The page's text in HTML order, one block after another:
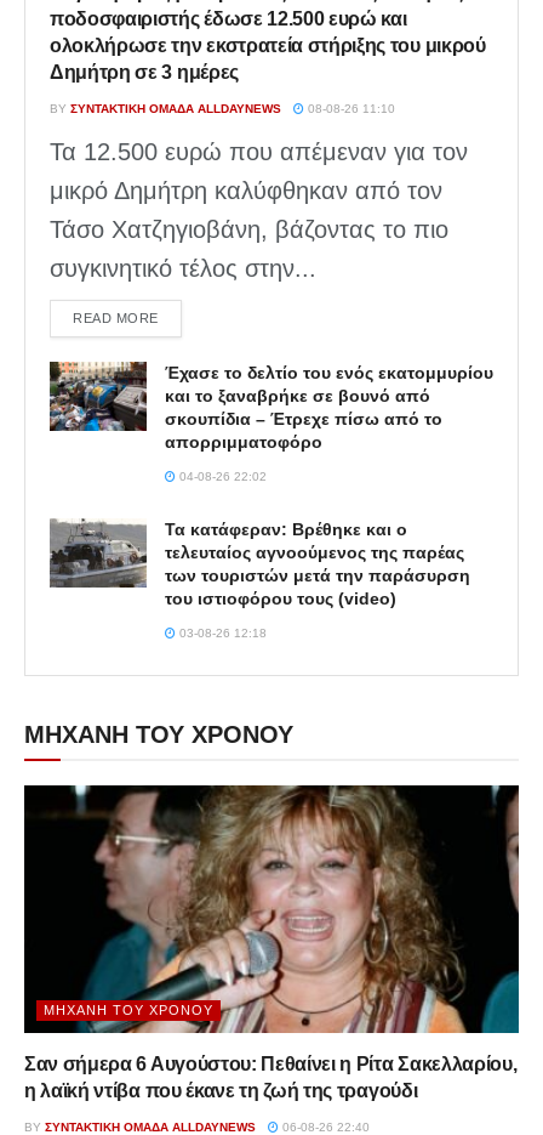
ποδοσφαιριστής έδωσε 12.500 ευρώ και
ολοκλήρωσε την εκστρατεία στήριξης του μικρού
Δημήτρη σε 3 ημέρες
BY ΣΥΝΤΑΚΤΙΚΉ ΟΜΆΔΑ ALLDAYNEWS 08-08-26 11:10
Τα 12.500 ευρώ που απέμεναν για τον
μικρό Δημήτρη καλύφθηκαν από τον
Τάσο Χατζηγιοβάνη, βάζοντας το πιο
συγκινητικό τέλος στην...
READ MOREDETAILS
Έχασε το δελτίο του ενός εκατομμυρίου
και το ξαναβρήκε σε βουνό από
σκουπίδια – Έτρεχε πίσω από το
απορριμματοφόρο
04-08-26 22:02
Τα κατάφεραν: Βρέθηκε και ο
τελευταίος αγνοούμενος της παρέας
των τουριστών μετά την παράσυρση
του ιστιοφόρου τους (video)
03-08-26 12:18
ΜΗΧΑΝΗ ΤΟΥ ΧΡΟΝΟΥ
ΜΗΧΑΝΉ ΤΟΥ ΧΡΌΝΟΥ
Σαν σήμερα 6 Αυγούστου: Πεθαίνει η Ρίτα Σακελλαρίου,
η λαϊκή ντίβα που έκανε τη ζωή της τραγούδι
BY ΣΥΝΤΑΚΤΙΚΉ ΟΜΆΔΑ ALLDAYNEWS 06-08-26 22:40